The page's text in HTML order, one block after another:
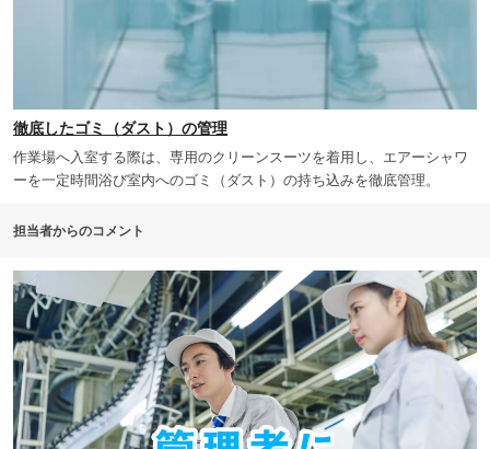
徹底したゴミ（ダスト）の管理
作業場へ入室する際は、専用のクリーンスーツを着用し、エアーシャワ
ーを一定時間浴び室内へのゴミ（ダスト）の持ち込みを徹底管理。
担当者からのコメント